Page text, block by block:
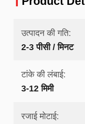
उत्पादन की गति:
2-3 पीसी / मिनट
टांके की लंबाई:
3-12 मिमी
रजाई मोटाई: